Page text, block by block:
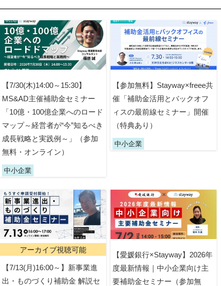
【7/30(木)14:00～15:30】
MS&AD主催補助金セミナー
「10億・100億企業へのロード
マップ～経営者が“今”知るべき
成長戦略と実践例～」（参加
無料・オンライン）
中小企業
【参加無料】Stayway×freee共
催「補助金活用とバックオフ
ィスの最前線セミナー」開催
（特典あり）
中小企業
アーカイブ視聴可能
【7/13(月)16:00～】新事業進
出・ものづくり補助金 解説セ
【愛媛銀行×Stayway】2026年
度最新情報｜中小企業向け主
要補助金セミナー（参加無